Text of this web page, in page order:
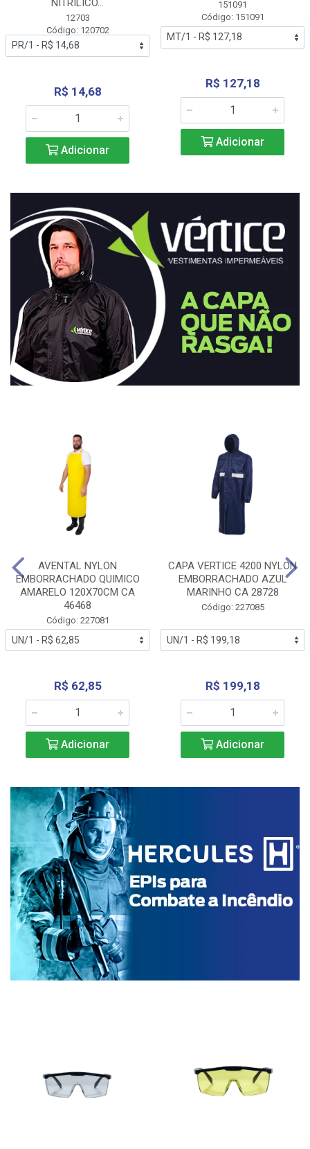
NITRÍLICO...
12703
Código: 120702
R$ 14,68
Adicionar
151091
Código: 151091
R$ 127,18
Adicionar
AVENTAL NYLON
EMBORRACHADO QUIMICO
AMARELO 120X70CM CA
46468
Código: 227081
R$ 62,85
Adicionar
CAPA VERTICE 4200 NYLON
EMBORRACHADO AZUL
MARINHO CA 28728
Código: 227085
R$ 199,18
Adicionar